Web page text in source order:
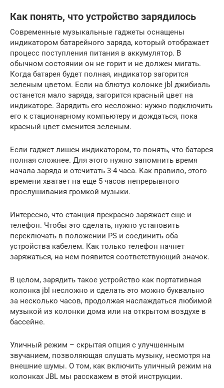
Как понять, что устройство зарядилось
Современные музыкальные гаджеты оснащены
индикатором батарейного заряда, который отображает
процесс поступления питания в аккумулятор. В
обычном состоянии он не горит и не должен мигать.
Когда батарея будет полная, индикатор загорится
зеленым цветом. Если на блютуз колонке jbl джибиэль
останется мало заряда, загорится красный цвет на
индикаторе. Зарядить его несложно: нужно подключить
его к стационарному компьютеру и дождаться, пока
красный цвет сменится зеленым.
Если гаджет лишен индикатором, то понять, что батарея
полная сложнее. Для этого нужно запомнить время
начала заряда и отсчитать 3-4 часа. Как правило, этого
времени хватает на еще 5 часов непрерывного
прослушивания громкой музыки.
Интересно, что станция прекрасно заряжает еще и
телефон. Чтобы это сделать, нужно установить
переключать в положении PS и соединить оба
устройства кабелем. Как только телефон начнет
заряжаться, на нем появится соответствующий значок.
В целом, зарядить такое устройство как портативная
колонка jbl несложно и сделать это можно буквально
за несколько часов, продолжая наслаждаться любимой
музыкой из колонки дома или на открытом воздухе в
бассейне.
Уличный режим – скрытая опция с улучшенным
звучанием, позволяющая слушать музыку, несмотря на
внешние шумы. О том, как включить уличный режим на
колонках JBL мы расскажем в этой инструкции.